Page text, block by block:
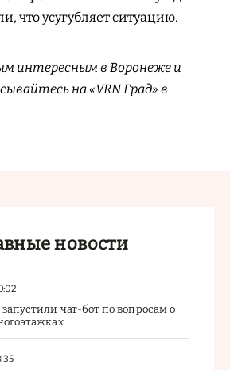
что усугубляет ситуацию.
интересным в Воронеже и
на «VRN Град» в
новости
чат-бот по вопросам о